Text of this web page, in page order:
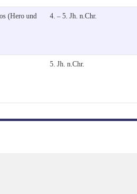
(Hero und
4. – 5. Jh. n.Chr.
5. Jh. n.Chr.